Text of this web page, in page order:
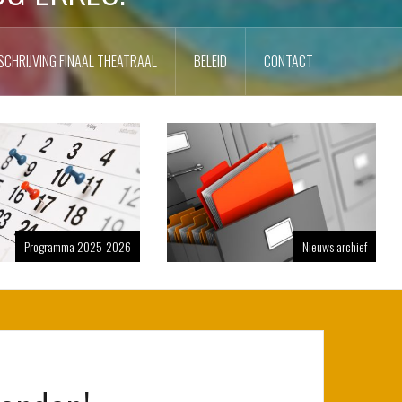
FINAAL THEATRAAL BELEID CONTACT
Programma 2025-2026 Nieuws archief